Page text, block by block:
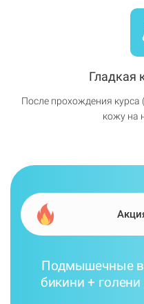
Гладкая
После прохождения курса
кожу на
Подмышечные
бикини +